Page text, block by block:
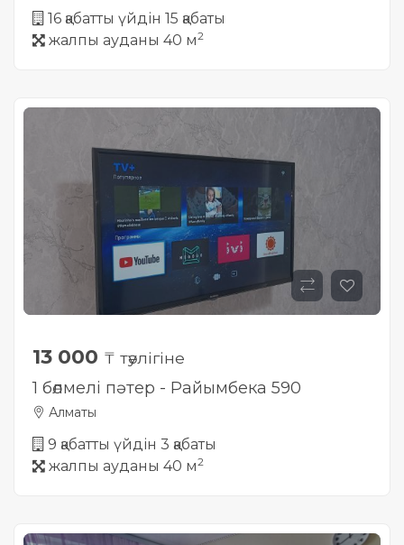
16 қабатты үйдін 15 қабаты
жалпы ауданы 40 м2
13 000 ₸ тәулігіне
1 бөлмелі пәтер - Райымбека 590
Алматы
9 қабатты үйдін 3 қабаты
жалпы ауданы 40 м2